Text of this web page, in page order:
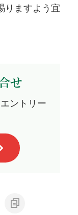
りますよう宜
せ
ントリー